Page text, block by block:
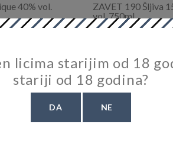
40% vol.
ZAVET 190 Šljiva
vol. 750ml
22.000,00 RSD
licima starijim od 18
stariji od 18 godina?
DA NE